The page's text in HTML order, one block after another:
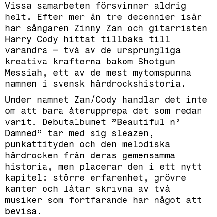
Vissa samarbeten försvinner aldrig
helt. Efter mer än tre decennier isär
har sångaren Zinny Zan och gitarristen
Harry Cody hittat tillbaka till
varandra – två av de ursprungliga
kreativa krafterna bakom Shotgun
Messiah, ett av de mest mytomspunna
namnen i svensk hårdrockshistoria.
Under namnet Zan/Cody handlar det inte
om att bara återupprepa det som redan
varit. Debutalbumet ”Beautiful n’
Damned” tar med sig sleazen,
punkattityden och den melodiska
hårdrocken från deras gemensamma
historia, men placerar den i ett nytt
kapitel: större erfarenhet, grövre
kanter och låtar skrivna av två
musiker som fortfarande har något att
bevisa.